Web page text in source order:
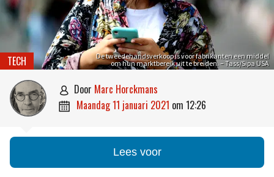
De tweedehandsverkoop is voor fabrikanten een middel
om hun marktbereik uit te breiden. – Tass/Sipa USA
TECH
 door Marc Horckmans
 maandag 11 januari 2021 om 12:26
Lees voor